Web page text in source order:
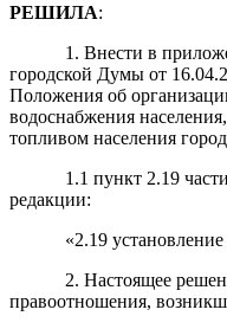
РЕШИЛА:
1. Внести в
городской Думы от
Положения об
водоснабжения
топливом населения
1.1 пункт 2.19
редакции:
«2.19
2. Настоящее
правоотношения,